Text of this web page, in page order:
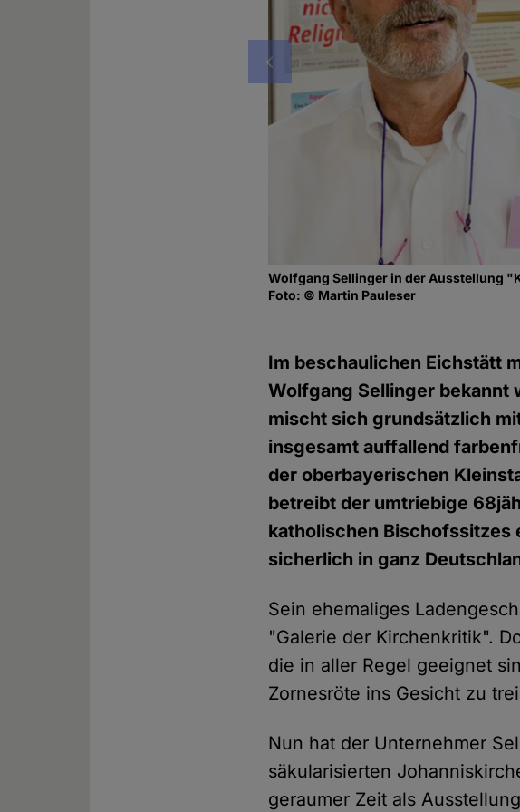
Vorheriges
Wolfgang Sellinger in der Ausstellung
Foto: © Martin Pauleser
Im beschaulichen Eichstätt
Wolfgang Sellinger bekannt
mischt sich grundsätzlich
insgesamt auffallend
der oberbayerischen
betreibt der umtriebige
katholischen Bischofssitzes
sicherlich in ganz
Sein ehemaliges
"Galerie der Kirchenkritik".
die in aller Regel geeignet
Zornesröte ins Gesicht zu
Nun hat der Unternehmer
säkularisierten
geraumer Zeit als